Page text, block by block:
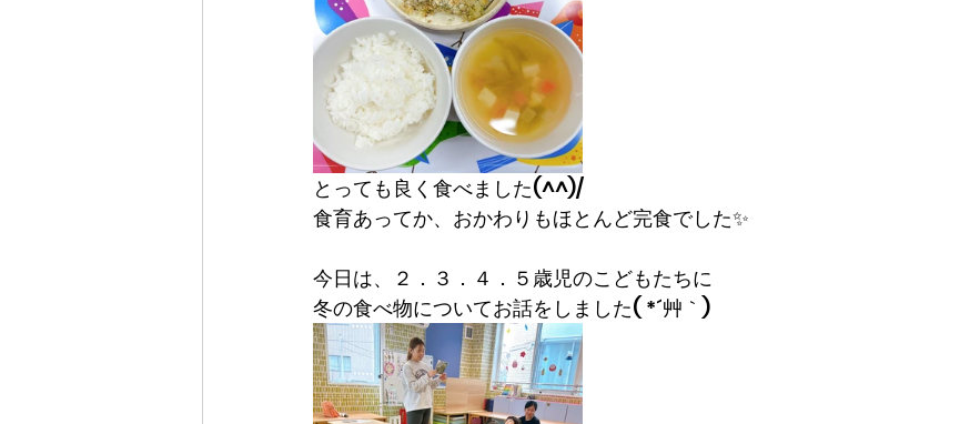
とっても良く食べました(^^)/
食育あってか、おかわりもほとんど完食でした✨
今日は、２．３．４．５歳児のこどもたちに
冬の食べ物についてお話をしました( *´艸｀)